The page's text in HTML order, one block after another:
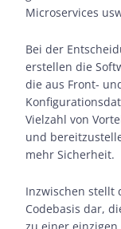
Microservices
Bei der
erstellen die
die aus Front-
Vielzahl von
und
mehr Sicherheit.
Inzwischen stellt
Codebasis dar,